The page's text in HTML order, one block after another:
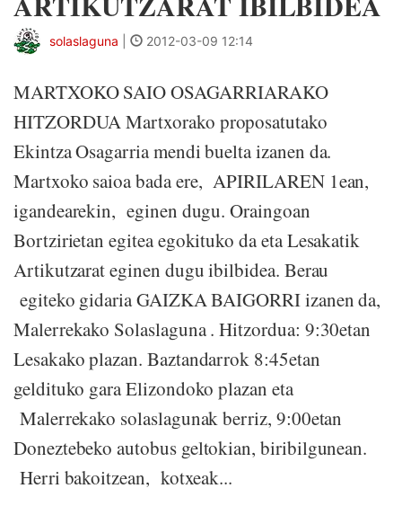
solaslaguna 2012-03-09 12:14
MARTXOKO SAIO OSAGARRIARAKO
HITZORDUA Martxorako proposatutako
Ekintza Osagarria mendi buelta izanen da.
Martxoko saioa bada ere, APIRILAREN 1ean,
igandearekin, eginen dugu. Oraingoan
Bortzirietan egitea egokituko da eta Lesakatik
Artikutzarat eginen dugu ibilbidea. Berau
egiteko gidaria GAIZKA BAIGORRI izanen da,
Malerrekako Solaslaguna . Hitzordua: 9:30etan
Lesakako plazan. Baztandarrok 8:45etan
geldituko gara Elizondoko plazan eta
Malerrekako solaslagunak berriz, 9:00etan
Doneztebeko autobus geltokian, biribilgunean.
Herri bakoitzean, kotxeak...